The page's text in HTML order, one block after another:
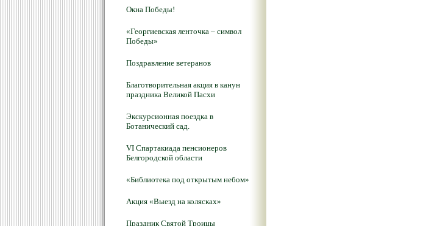
Окна Победы!
«Георгиевская ленточка – символ
Победы»
Поздравление ветеранов
Благотворительная акция в канун
праздника Великой Пасхи
Экскурсионная поездка в
Ботанический сад.
VI Спартакиада пенсионеров
Белгородской области
«Библиотека под открытым небом»
Акция «Выезд на колясках»
Праздник Святой Троицы